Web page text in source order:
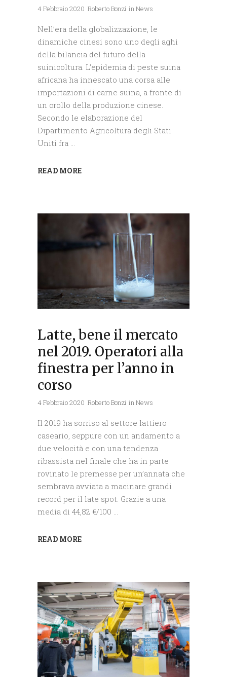
4 Febbraio 2020 Roberto Bonzi inNews
Nell’era della globalizzazione, le
dinamiche cinesi sono uno degli aghi
della bilancia del futuro della
suinicoltura. L’epidemia di peste suina
africana ha innescato una corsa alle
importazioni di carne suina, a fronte di
un crollo della produzione cinese.
Secondo le elaborazione del
Dipartimento Agricoltura degli Stati
Uniti fra
READ MORE
Latte, bene il mercato
nel 2019. Operatori alla
finestra per l’anno in
corso
4 Febbraio 2020 Roberto Bonzi inNews
Il 2019 ha sorriso al settore lattiero
caseario, seppure con un andamento a
due velocità e con una tendenza
ribassista nel finale che ha in parte
rovinato le premesse per un’annata che
sembrava avviata a macinare grandi
record per il late spot. Grazie a una
media di 44,82 €/100
READ MORE